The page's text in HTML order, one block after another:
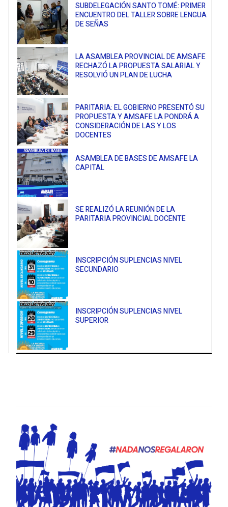
SUBDELEGACIÓN SANTO TOMÉ: PRIMER
ENCUENTRO DEL TALLER SOBRE LENGUA
DE SEÑAS
LA ASAMBLEA PROVINCIAL DE AMSAFE
RECHAZÓ LA PROPUESTA SALARIAL Y
RESOLVIÓ UN PLAN DE LUCHA
PARITARIA: EL GOBIERNO PRESENTÓ SU
PROPUESTA Y AMSAFE LA PONDRÁ A
CONSIDERACIÓN DE LAS Y LOS
DOCENTES
ASAMBLEA DE BASES DE AMSAFE LA
CAPITAL
SE REALIZÓ LA REUNIÓN DE LA
PARITARIA PROVINCIAL DOCENTE
INSCRIPCIÓN SUPLENCIAS NIVEL
SECUNDARIO
INSCRIPCIÓN SUPLENCIAS NIVEL
SUPERIOR